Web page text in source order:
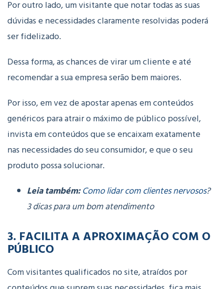
Por outro lado, um visitante que notar todas as suas
dúvidas e necessidades claramente resolvidas poderá
ser fidelizado.
Dessa forma, as chances de virar um cliente e até
recomendar a sua empresa serão bem maiores.
Por isso, em vez de apostar apenas em conteúdos
genéricos para atrair o máximo de público possível,
invista em conteúdos que se encaixam exatamente
nas necessidades do seu consumidor, e que o seu
produto possa solucionar.
Leia também: Como lidar com clientes nervosos?
3 dicas para um bom atendimento
3. FACILITA A APROXIMAÇÃO COM O
PÚBLICO
Com visitantes qualificados no site, atraídos por